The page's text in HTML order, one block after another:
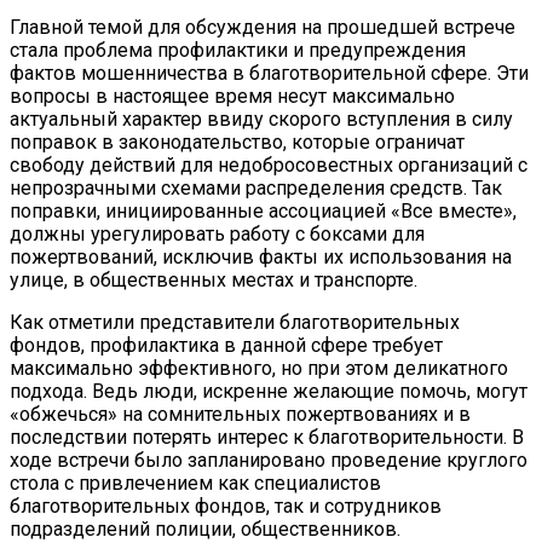
Главной темой для обсуждения на прошедшей встрече
стала проблема профилактики и предупреждения
фактов мошенничества в благотворительной сфере. Эти
вопросы в настоящее время несут максимально
актуальный характер ввиду скорого вступления в силу
поправок в законодательство, которые ограничат
свободу действий для недобросовестных организаций с
непрозрачными схемами распределения средств. Так
поправки, инициированные ассоциацией «Все вместе»,
должны урегулировать работу с боксами для
пожертвований, исключив факты их использования на
улице, в общественных местах и транспорте.
Как отметили представители благотворительных
фондов, профилактика в данной сфере требует
максимально эффективного, но при этом деликатного
подхода. Ведь люди, искренне желающие помочь, могут
«обжечься» на сомнительных пожертвованиях и в
последствии потерять интерес к благотворительности. В
ходе встречи было запланировано проведение круглого
стола с привлечением как специалистов
благотворительных фондов, так и сотрудников
подразделений полиции, общественников.